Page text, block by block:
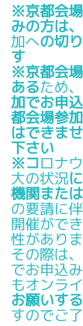
※京都会
みの方は
加への切
す
※京都会
あるため
加でお申
都会場参
はできま
下さい
※コロナ
大の状況
機関また
の要請に
開催がで
性があり
その際は
でお申込
もオンラ
お願いす
すのでご